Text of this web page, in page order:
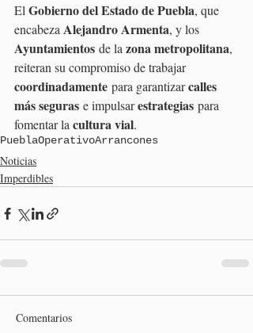
El Gobierno del Estado de Puebla, que
encabeza Alejandro Armenta, y los
Ayuntamientos de la zona metropolitana,
reiteran su compromiso de trabajar
coordinadamente para garantizar calles
más seguras e impulsar estrategias para
fomentar la cultura vial.
PueblaOperativoArrancones
Noticias
Imperdibles
Comentarios